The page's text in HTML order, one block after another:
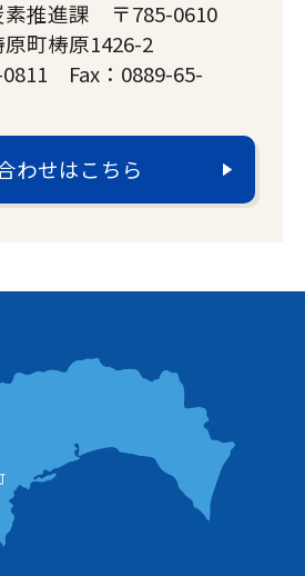
素推進課 〒785-0610
町梼原1426-2
Fax：0889-65-
わせはこちら